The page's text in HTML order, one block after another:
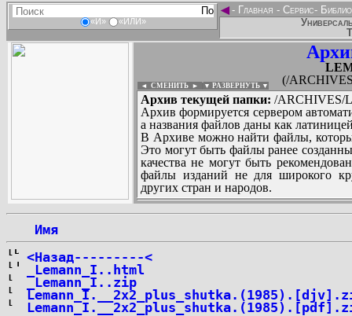
«И» «ИЛИ»
◄- Главная - Сервис-
(/
◄ СМЕНИТЬ ► ▼ РАЗВЕРНУТЬ ▼
Архив текущей папки: /ARCHIVES/
Архив формируется сервером
а названия файлов даны как
В Архиве можно найти файлы,
Это могут быть файлы ранее
качества не могут быть
файлы изданий не для широкого
других стран и народов.
Имя
<Назад---------<
_Lemann_I..html
_Lemann_I..zip